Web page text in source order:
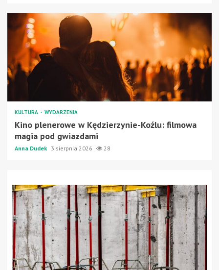
KULTURA WYDARZENIA
Kino plenerowe w Kędzierzynie-Koźlu: filmowa
magia pod gwiazdami
Anna Dudek 3 sierpnia 2026 28